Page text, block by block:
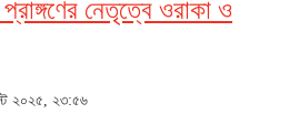
প্রাঙ্গণের নেতৃত্বে ওরাকা ও
২০২৫, ২৩:৫৬